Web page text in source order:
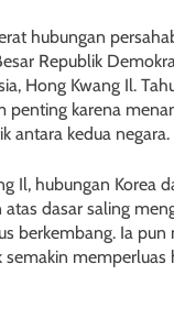
hubungan
Republik
Hong Kwang Il.
penting karena
antara kedua negara.
Il, hubungan Korea
dasar saling
berkembang. Ia pun
memperluas